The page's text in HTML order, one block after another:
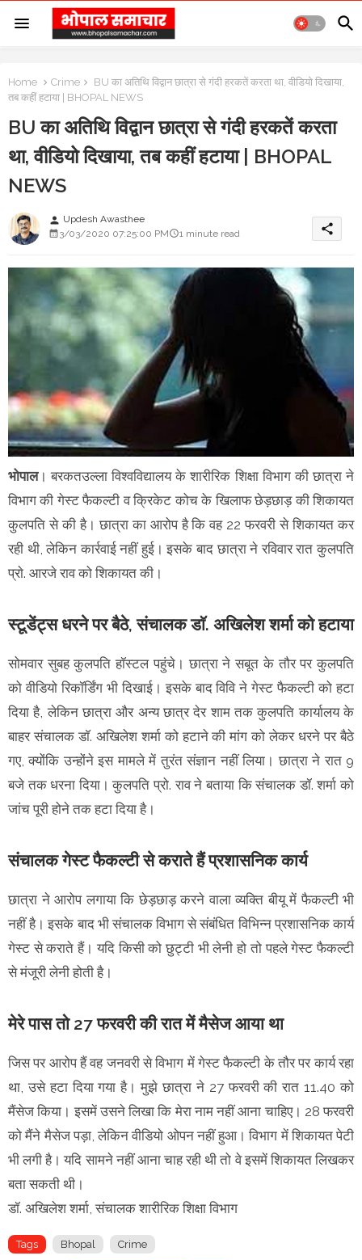
Home Crime
BU का अतिथि विद्वान छात्रा से गंदी हरकतें करता था, वीडियो दिखाया,
तब कहीं हटाया | BHOPAL NEWS
BU का अतिथि विद्वान छात्रा से गंदी हरकतें करता
था, वीडियो दिखाया, तब कहीं हटाया | BHOPAL
NEWS
person Updesh Awasthee
3/03/2020 07:25:00 PM
1 minute read share
भोपाल। बरकतउल्ला विश्वविद्यालय के शारीरिक शिक्षा विभाग की छात्रा ने
विभाग की गेस्ट फैकल्टी व क्रिकेट कोच के खिलाफ छेड़छाड़ की शिकायत
कुलपति से की है। छात्रा का आरोप है कि वह 22 फरवरी से शिकायत कर
रही थी, लेकिन कार्रवाई नहीं हुई। इसके बाद छात्रा ने रविवार रात कुलपति
प्राे. आरजे राव को शिकायत की।
स्टूडेंट्स धरने पर बैठे, संचालक डाॅ. अखिलेश शर्मा को हटाया
सोमवार सुबह कुलपति हॉस्टल पहुंचे। छात्रा ने सबूत के तौर पर कुलपति
को वीडियो रिकॉर्डिंग भी दिखाई। इसके बाद विवि ने गेस्ट फैकल्टी को हटा
दिया है, लेकिन छात्रा और अन्य छात्र देर शाम तक कुलपति कार्यालय के
बाहर संचालक डाॅ. अखिलेश शर्मा को हटाने की मांग को लेकर धरने पर बैठे
गए, क्योंकि उन्होंने इस मामले में तुरंत संज्ञान नहीं लिया। छात्रा ने रात 9
बजे तक धरना दिया। कुलपति प्रो. राव ने बताया कि संचालक डॉ. शर्मा को
जांच पूरी होने तक हटा दिया है।
संचालक गेस्ट फैकल्टी से कराते हैं प्रशासनिक कार्य
छात्रा ने आरोप लगाया कि छेड़छाड़ करने वाला व्यक्ति बीयू में फैकल्टी भी
नहीं है। इसके बाद भी संचालक विभाग से संबंधित विभिन्न प्रशासनिक कार्य
गेस्ट से कराते हैं। यदि किसी को छुट्टी भी लेनी हो तो पहले गेस्ट फैकल्टी
से मंजूरी लेनी होती है।
मेरे पास तो 27 फरवरी की रात में मैसेज आया था
जिस पर आरोप हैं वह जनवरी से विभाग में गेस्ट फैकल्टी के तौर पर कार्य रहा
था, उसे हटा दिया गया है। मुझे छात्रा ने 27 फरवरी की रात 11.40 को
मैंसेज किया। इसमें उसने लिखा कि मेरा नाम नहीं आना चाहिए। 28 फरवरी
को मैंने मैसेज पड़ा, लेकिन वीडियाे ओपन नहीं हुआ। विभाग में शिकायत पेटी
भी लगी है। यदि सामने नहीं आना चाह रही थी तो वे इसमें शिकायत लिखकर
बता सकती थी।
डॉ. अखिलेश शर्मा, संचालक शारीरिक शिक्षा विभाग
Tags Bhopal Crime